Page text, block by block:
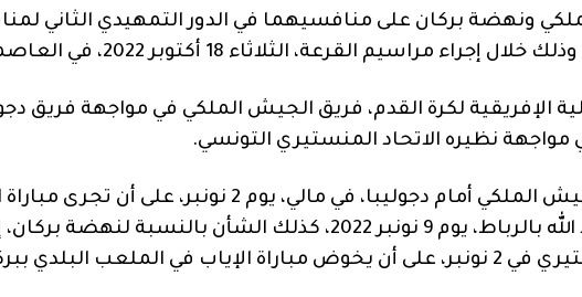
ونهضة بركان على منافسيهما في الدور التمهيدي الثاني
مراسيم القرعة، الثلاثاء 18 أكتوبر 2022، في العاصمة المصرية القاهرة.
الإفريقية لكرة القدم، فريق الجيش الملكي في مواجهة فريق
نظيره الاتحاد المنستيري التونسي.
وتجرى مباراة ذهاب الجيش الملكي أمام دجوليبا، في مالي، يوم 2
مجمع الأمير مولاي عبد الله بالرباط، يوم 9 نونبر 2022، كذلك الشأن
ببركان يوم 9 نونبر.